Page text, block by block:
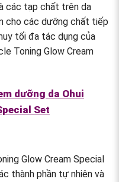
các tạp chất trên da
cho các dưỡng chất tiếp
tối đa tác dụng của
Toning Glow Cream
dưỡng da Ohui
Set
Glow Cream Special
thành phần tự nhiên và